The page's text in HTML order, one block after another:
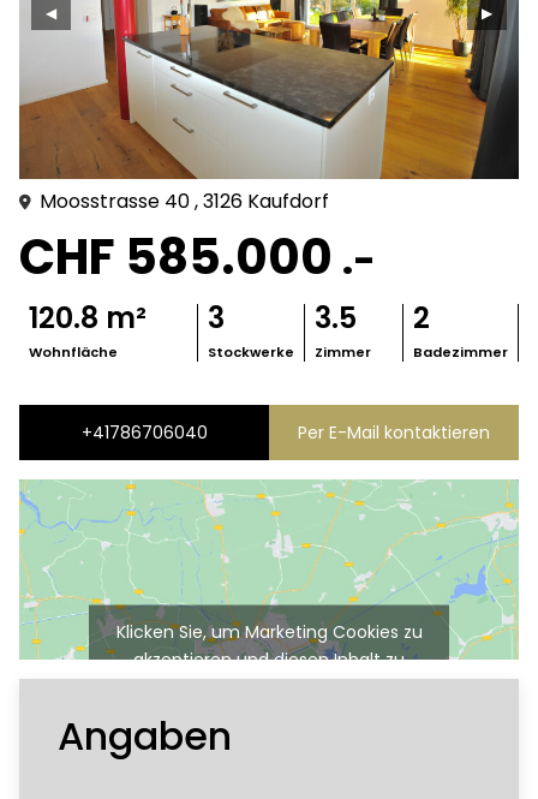
◀ ▶
Moosstrasse 40, 3126 Kaufdorf
CHF 585.000 .-
120.8 m²
Wohnfläche
3
Stockwerke
3.5
Zimmer
2
Badezimmer
+41786706040 Per E-Mail kontaktieren
Klicken Sie, um Marketing Cookies zu
akzeptieren und diesen Inhalt zu
aktivieren
Angaben